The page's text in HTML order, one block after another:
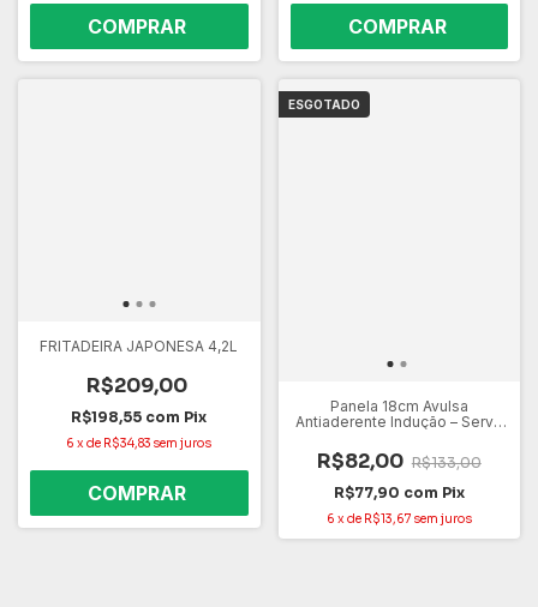
FRITADEIRA JAPONESA 4,2L
R$209,00
R$198,55 com Pix
6 xde R$34,83 sem juros
ESGOTADO
Panela 18cm Avulsa
Antiaderente Indução – Serve
Elétrico e Cooktop – Não
Gruda Fácil de Limpar
R$82,00 R$133,00
R$77,90 com Pix
6 xde R$13,67 sem juros